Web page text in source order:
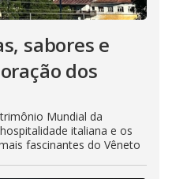
sabores e
dos
Mundial da
italiana e os
fascinantes do Vêneto